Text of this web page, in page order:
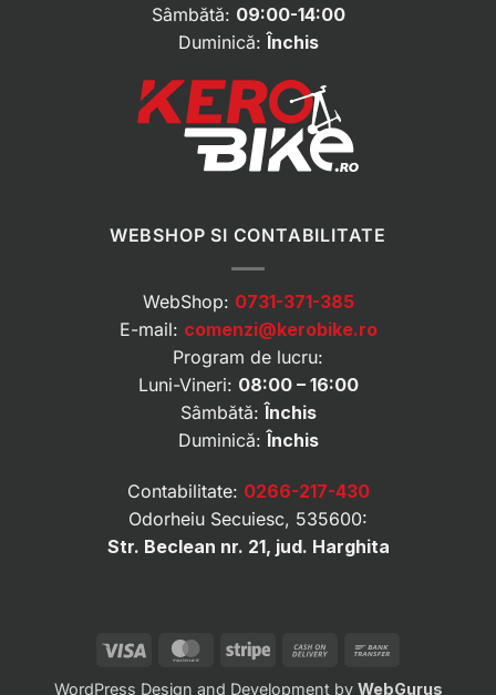
Sâmbătă: 09:00-14:00
Duminică: Închis
WEBSHOP SI CONTABILITATE
WebShop: 0731-371-385
E-mail: comenzi@kerobike.ro
Program de lucru:
Luni-Vineri: 08:00 – 16:00
Sâmbătă:Închis
Duminică:Închis
Contabilitate: 0266-217-430
Odorheiu Secuiesc, 535600:
Str. Beclean nr. 21, jud. Harghita
Visa MasterCard
Stripe
Cash
WordPress Design and Development by WebGurus